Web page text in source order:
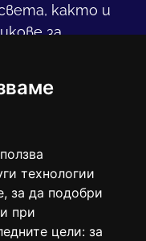
технологии
за да подобри
при
цели: за
както и
за
как да
в този така